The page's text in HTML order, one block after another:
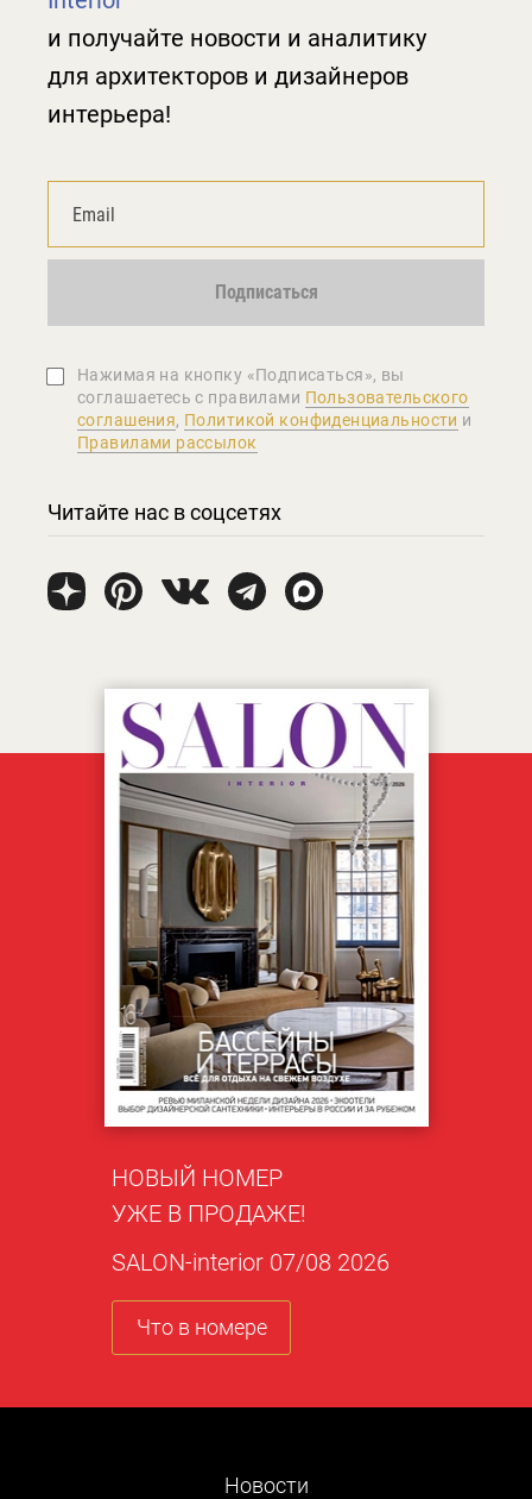
и получайте новости и аналитику
для архитекторов и дизайнеров
интерьера!
Подписаться
Нажимая на кнопку «Подписаться», вы
соглашаетеcь с правилами Пользовательского
соглашения, Политикой конфиденциальности и
Правилами рассылок
Читайте нас в соцсетях
НОВЫЙ НОМЕР
УЖЕ В ПРОДАЖЕ!
SALON-interior 07/08 2026
Что в номере
Новости